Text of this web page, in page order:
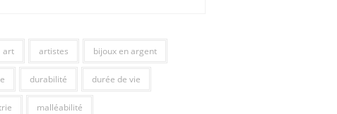
art artistes bijoux en argent
durabilité durée de vie
malléabilité